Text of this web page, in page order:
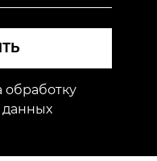
обработку
данных